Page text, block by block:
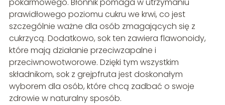
pokarmowego. Błonnik pomaga w utrzymaniu
prawidłowego poziomu cukru we krwi, co jest
szczególnie ważne dla osób zmagających się z
cukrzycą. Dodatkowo, sok ten zawiera flawonoidy,
które mają działanie przeciwzapalne i
przeciwnowotworowe. Dzięki tym wszystkim
składnikom, sok z grejpfruta jest doskonałym
wyborem dla osób, które chcą zadbać o swoje
zdrowie w naturalny sposób.